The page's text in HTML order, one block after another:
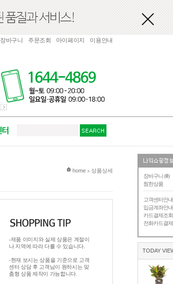
장바구니 (0)
찜한상품
고객센터안내
입금계좌안내
카드결제조회
전화카드결제
TODAY
장바구니 주문조회 마이페이지 이용안내
현재 위치
home > 상품상세
-제품 이미지와 실제 상품은 계절이
나 지역에 따라 다를 수 있습니다.
-현재 보시는 상품을 기준으로 고객
센터 상담 후 고객님이 원하시는 맞
춤형 상품 제작이 가능합니다.